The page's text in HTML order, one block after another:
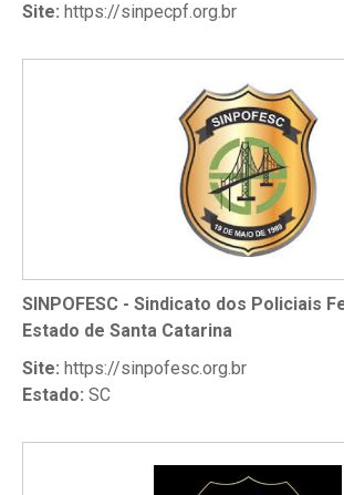
Site: https://sinpecpf.org.br
SINPOFESC - Sindicato dos Policiais
Estado de Santa Catarina
Site: https://sinpofesc.org.br
Estado: SC